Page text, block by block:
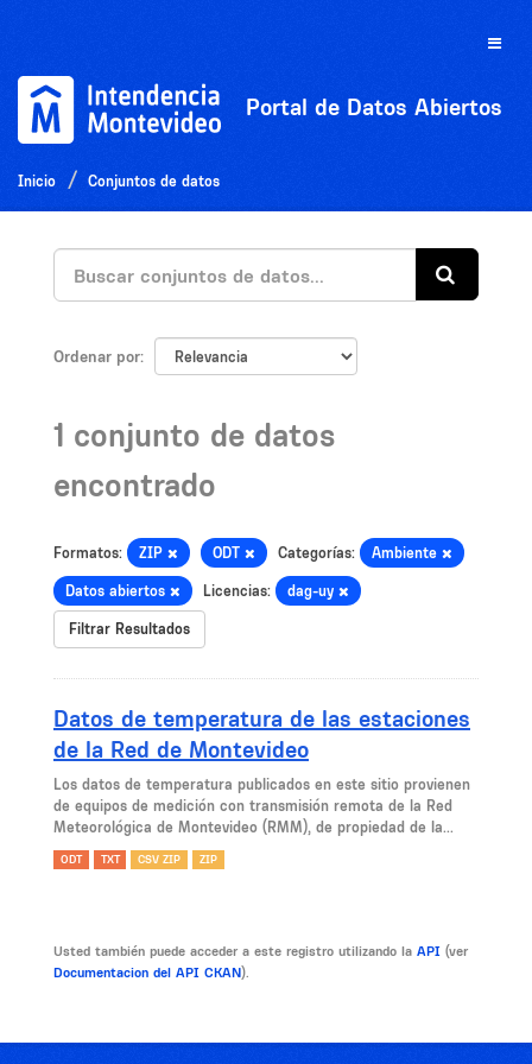
Toggle
Portal de Datos Abiertos
Inicio Conjuntos de datos
Ordenar por
1 conjunto de datos
encontrado
Formatos: ZIP ODT Categorías: Ambiente
Datos abiertos Licencias: dag-uy
Filtrar Resultados
Datos de temperatura de las estaciones
de la Red de Montevideo
Los datos de temperatura publicados en este sitio provienen
de equipos de medición con transmisión remota de la Red
Meteorológica de Montevideo (RMM), de propiedad de la...
ODT TXT CSV ZIP ZIP
Usted también puede acceder a este registro utilizando la API (ver
Documentacion del API CKAN).